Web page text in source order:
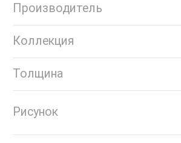
Производитель
Коллекция
Толщина
Рисунок